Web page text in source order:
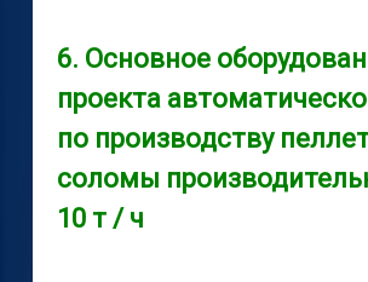
6. Основное
проекта
по производству
соломы
10 т / ч